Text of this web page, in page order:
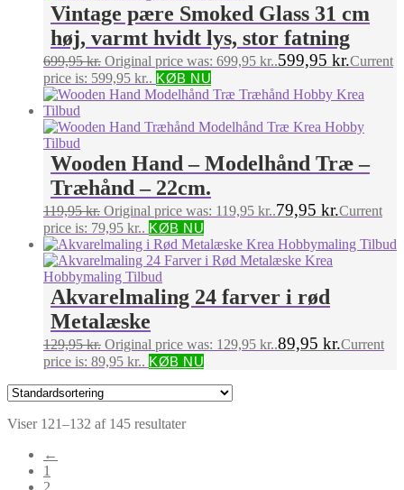
Vintage pære Smoked Glass 31 cm
høj, varmt hvidt lys, stor fatning
699,95kr. Original price was: 699,95 kr..599,95 kr.Current
price is: 599,95 kr.. KØB NU
Wooden Hand – Modelhånd Træ –
Træhånd – 22cm.
119,95kr. Original price was: 119,95 kr..79,95 kr.Current
price is: 79,95 kr.. KØB NU
Akvarelmaling 24 farver i rød
Metalæske
129,95kr. Original price was: 129,95 kr..89,95 kr.Current
price is: 89,95 kr.. KØB NU
Viser 121–132 af 145 resultater
←
1
2